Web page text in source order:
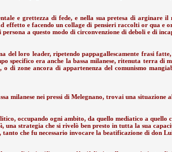
e grettezza di fede, e nella sua pretesa di arginare
e facendo un collage di pensieri raccolti or qua
a questo modo di circonvenzione di deboli e di
loro leader, ripetendo pappagallescamente frasi
era anche la bassa milanese, ritenuta terra di
o di zone ancora di appartenenza del comunismo
milanese nei pressi di Melegnano, trovai una
occupando ogni ambito, da quello mediatico a
strategia che si rivelò ben presto in tutta la sua
che fu necessario invocare la beatificazione di don